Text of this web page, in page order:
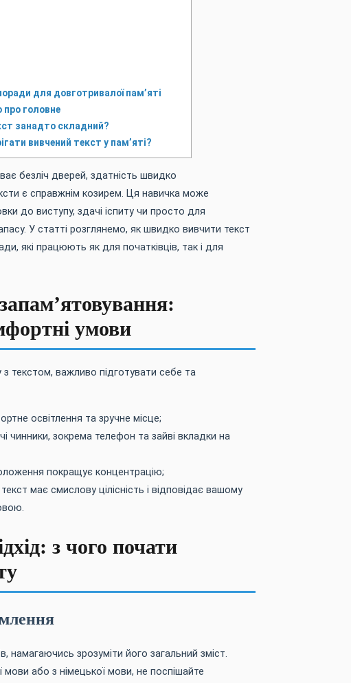
для довготривалої пам’яті
про головне
занадто складний?
вивчений текст у пам’яті?
безліч дверей, здатність швидко
є справжнім козирем. Ця навичка може
до виступу, здачі іспиту чи просто для
У статті розглянемо, як швидко вивчити текст
які працюють як для початківців, так і для
умови
текстом, важливо підготувати себе та
освітлення та зручне місце;
чинники, зокрема телефон та зайві вкладки на
покращує концентрацію;
має смислову цілісність і відповідає вашому
з чого почати
намагаючись зрозуміти його загальний зміст.
мови або з німецької мови, не поспішайте